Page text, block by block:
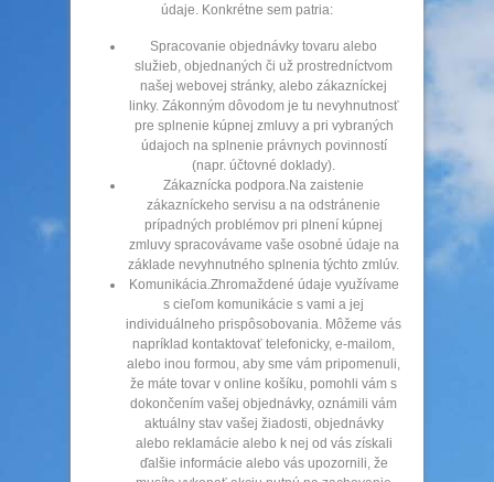
údaje. Konkrétne sem patria:
Spracovanie objednávky tovaru alebo
služieb, objednaných či už prostredníctvom
našej webovej stránky, alebo zákazníckej
linky. Zákonným dôvodom je tu nevyhnutnosť
pre splnenie kúpnej zmluvy a pri vybraných
údajoch na splnenie právnych povinností
(napr. účtovné doklady).
Zákaznícka podpora.Na zaistenie
zákazníckeho servisu a na odstránenie
prípadných problémov pri plnení kúpnej
zmluvy spracovávame vaše osobné údaje na
základe nevyhnutného splnenia týchto zmlúv.
Komunikácia.Zhromaždené údaje využívame
s cieľom komunikácie s vami a jej
individuálneho prispôsobovania. Môžeme vás
napríklad kontaktovať telefonicky, e-mailom,
alebo inou formou, aby sme vám pripomenuli,
že máte tovar v online košíku, pomohli vám s
dokončením vašej objednávky, oznámili vám
aktuálny stav vašej žiadosti, objednávky
alebo reklamácie alebo k nej od vás získali
ďalšie informácie alebo vás upozornili, že